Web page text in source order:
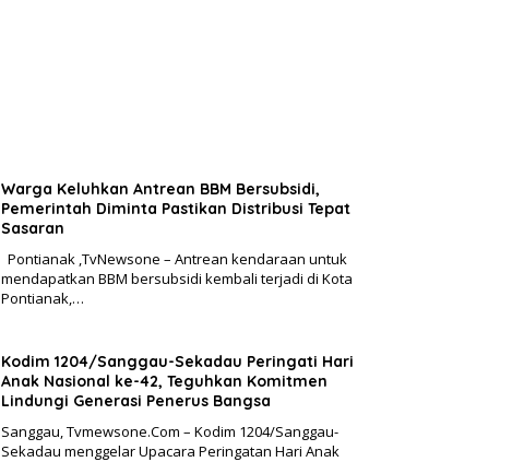
Warga Keluhkan Antrean BBM Bersubsidi,
Pemerintah Diminta Pastikan Distribusi Tepat
Sasaran
Pontianak ,TvNewsone – Antrean kendaraan untuk
mendapatkan BBM bersubsidi kembali terjadi di Kota
Pontianak,…
Kodim 1204/Sanggau-Sekadau Peringati Hari
Anak Nasional ke-42, Teguhkan Komitmen
Lindungi Generasi Penerus Bangsa
Sanggau, Tvmewsone.Com – Kodim 1204/Sanggau-
Sekadau menggelar Upacara Peringatan Hari Anak